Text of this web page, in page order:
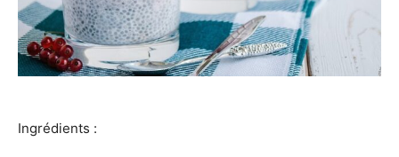
Ingrédients :